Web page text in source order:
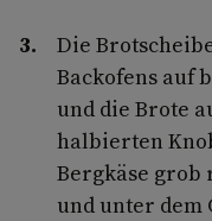
Die
Backofens auf
und die Brote
halbierten
Bergkäse grob
und unter